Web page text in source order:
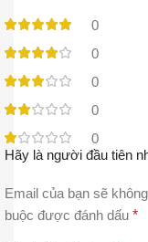
0
0
0
0
0
Hãy là người đầu tiên
Email của bạn sẽ
buộc được đánh dấu *